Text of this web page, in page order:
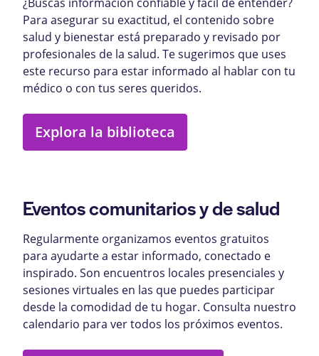
Para asegurar su exactitud, el contenido sobre
salud y bienestar está preparado y revisado por
profesionales de la salud. Te sugerimos que uses
este recurso para estar informado al hablar con tu
médico o con tus seres queridos.
Explora la biblioteca
Eventos comunitarios y de salud
Regularmente organizamos eventos gratuitos
para ayudarte a estar informado, conectado e
inspirado. Son encuentros locales presenciales y
sesiones virtuales en las que puedes participar
desde la comodidad de tu hogar. Consulta nuestro
calendario para ver todos los próximos eventos.